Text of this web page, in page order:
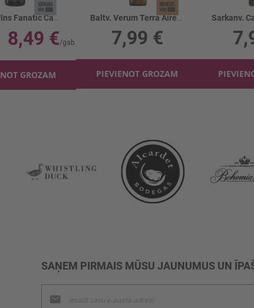
Dzirkst.vīns Fanatic Cava 11.5%
8,49 €
GROZAM
Baltv. Verum Terra Airén 11.5%
7,99 €
PIEVIENOT GROZAM
SAŅEM PIRMAIS MŪSU JAUNUMUS UN
jaunumu